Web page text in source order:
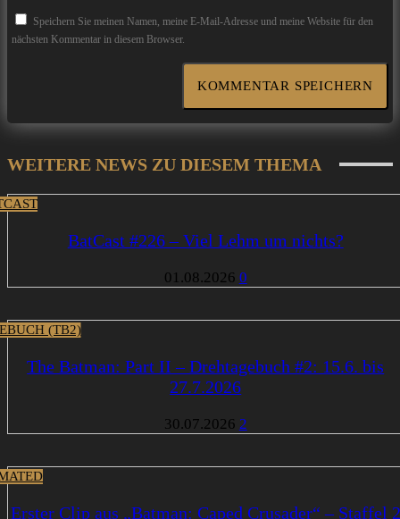
Speichern Sie meinen Namen, meine E-Mail-Adresse und meine Website für den
nächsten Kommentar in diesem Browser.
WEITERE NEWS ZU DIESEM THEMA
BatCast #226 – Viel Lehm um nichts?
01.08.2026 0
(TB2)
The Batman: Part II – Drehtagebuch #2: 15.6. bis
27.7.2026
30.07.2026 2
Erster Clip aus „Batman: Caped Crusader“ – Staffel 2